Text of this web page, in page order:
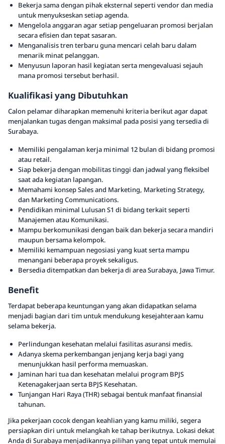
Bekerja sama dengan pihak eksternal seperti vendor dan media
untuk menyukseskan setiap agenda.
Mengelola anggaran agar setiap pengeluaran promosi berjalan
secara efisien dan tepat sasaran.
Menganalisis tren terbaru guna mencari celah baru dalam
menarik minat pelanggan.
Menyusun laporan hasil kegiatan serta mengevaluasi sejauh
mana promosi tersebut berhasil.
Kualifikasi yang Dibutuhkan
Calon pelamar diharapkan memenuhi kriteria berikut agar dapat
menjalankan tugas dengan maksimal pada posisi yang tersedia di
Surabaya.
Memiliki pengalaman kerja minimal 12 bulan di bidang promosi
atau retail.
Siap bekerja dengan mobilitas tinggi dan jadwal yang fleksibel
saat ada kegiatan lapangan.
Memahami konsep Sales and Marketing, Marketing Strategy,
dan Marketing Communications.
Pendidikan minimal Lulusan S1 di bidang terkait seperti
Manajemen atau Komunikasi.
Mampu berkomunikasi dengan baik dan bekerja secara mandiri
maupun bersama kelompok.
Memiliki kemampuan negosiasi yang kuat serta mampu
menangani beberapa proyek sekaligus.
Bersedia ditempatkan dan bekerja di area Surabaya, Jawa Timur.
Benefit
Terdapat beberapa keuntungan yang akan didapatkan selama
menjadi bagian dari tim untuk mendukung kesejahteraan kamu
selama bekerja.
Perlindungan kesehatan melalui fasilitas asuransi medis.
Adanya skema perkembangan jenjang kerja bagi yang
menunjukkan hasil performa memuaskan.
Jaminan hari tua dan kesehatan melalui program BPJS
Ketenagakerjaan serta BPJS Kesehatan.
Tunjangan Hari Raya (THR) sebagai bentuk manfaat finansial
tahunan.
Jika pekerjaan cocok dengan keahlian yang kamu miliki, segera
persiapkan diri untuk melangkah ke tahap berikutnya. Lokasi dekat
Anda di Surabaya menjadikannya pilihan yang tepat untuk memulai